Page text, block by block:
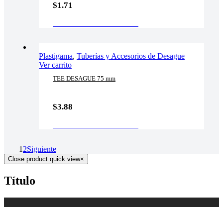
$1.71
Plastigama, Tuberías y Accesorios de Desague
Ver carrito
TEE DESAGUE 75 mm
$3.88
1 2Siguiente
Close product quick view×
Título